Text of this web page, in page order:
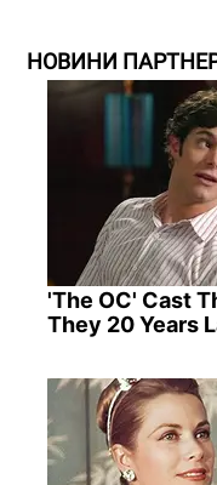
НОВИНИ
'The OC' Cast
They 20 Years